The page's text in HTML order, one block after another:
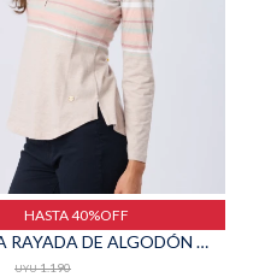
HASTA 40%OFF
REMERA RAYADA DE ALGODÓN - Beige
UYU 1.190